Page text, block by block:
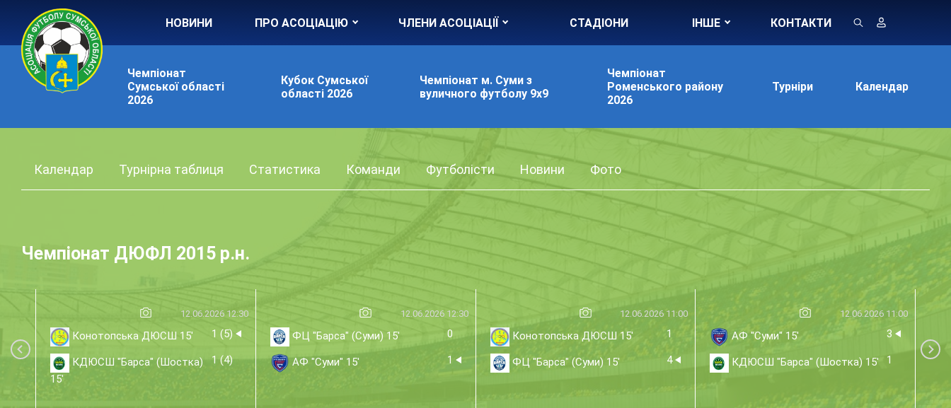
НОВИНИ ПРО АСОЦІАЦІЮ ЧЛЕНИ АСОЦІАЦІЇ СТАДІОНИ ІНШЕ КОНТАКТИ
Чемпіонат
Сумської області
2026
Кубок Сумської
області 2026
Чемпіонат м. Суми з
вуличного футболу 9х9
Чемпіонат
Роменського району
2026
Турніри Календар
Календар Турнірна таблиця Статистика Команди Футболісти Новини Фото
Чемпіонат ДЮФЛ 2015 р.н.
12.06.2026 12:30
Конотопська ДЮСШ 15' 1 (5)
КДЮСШ "Барса" (Шостка)
15'
1 (4)
12.06.2026 12:30
ФЦ "Барса" (Суми) 15' 0
АФ "Суми" 15' 1
12.06.2026 11:00
Конотопська ДЮСШ 15' 1
ФЦ "Барса" (Суми) 15' 4
12.06.2026 11:00
АФ "Суми" 15' 3
КДЮСШ "Барса" (Шостка) 15' 1